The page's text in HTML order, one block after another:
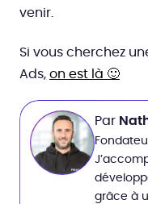
venir.
Si vous cherchez
Ads, on est là 🙂
Par
grâce à